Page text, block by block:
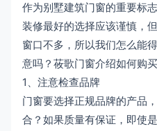
作为别墅建筑门窗的重要标
装修最好的选择应该谨慎，
窗口不多，所以我们怎么能
意吗？莜歌门窗介绍如何购买
1、注意检查品牌
门窗要选择正规品牌的产品
合？如果质量有保证，即使